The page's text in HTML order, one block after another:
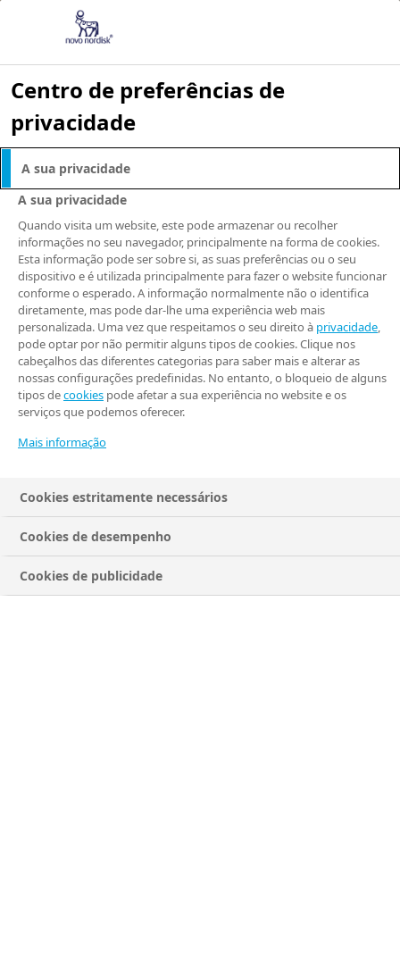
Centro de preferências de
privacidade
A sua privacidade
A sua privacidade
Quando visita um website, este pode armazenar ou recolher
informações no seu navegador, principalmente na forma de cookies.
Esta informação pode ser sobre si, as suas preferências ou o seu
dispositivo e é utilizada principalmente para fazer o website funcionar
conforme o esperado. A informação normalmente não o identifica
diretamente, mas pode dar-lhe uma experiência web mais
personalizada. Uma vez que respeitamos o seu direito à privacidade,
pode optar por não permitir alguns tipos de cookies. Clique nos
cabeçalhos das diferentes categorias para saber mais e alterar as
nossas configurações predefinidas. No entanto, o bloqueio de alguns
tipos decookies pode afetar a sua experiência no website e os
serviços que podemos oferecer.
Mais informação
Cookies estritamente necessários
Cookies de desempenho
Cookies de publicidade